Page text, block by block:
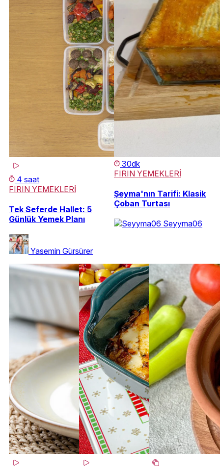
4 saat
FIRIN YEMEKLERİ
Tek Seferde Hallet: 5
Günlük Yemek Planı
Yasemin Gürsürer
30dk
FIRIN YEMEKLERİ
Şeyma'nın Tarifi: Klasik
Çoban Turtası
Seyyma06